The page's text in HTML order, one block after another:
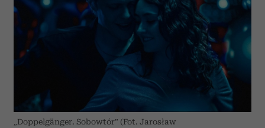
„Doppelgänger. Sobowtór” (Fot. Jarosław